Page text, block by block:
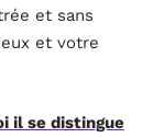
et sans
et votre
il se distingue